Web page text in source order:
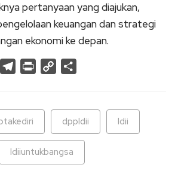
pertanyaan yang diajukan,
keuangan dan strategi
ekonomi ke depan.
ThreadsTelegram
Print
Copy
dppldii ldii
ldiiuntukbangsa